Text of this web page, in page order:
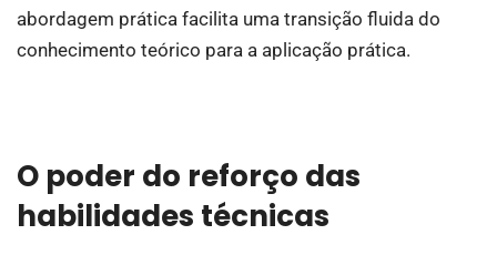
abordagem prática facilita uma transição fluida do
conhecimento teórico para a aplicação prática.
O poder do reforço das
habilidades técnicas